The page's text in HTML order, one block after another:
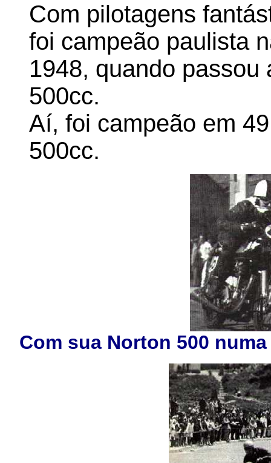
Com pilotagens
foi campeão paulista
1948, quando passou
500cc.
Aí, foi campeão em
500cc.
Com sua Norton 500